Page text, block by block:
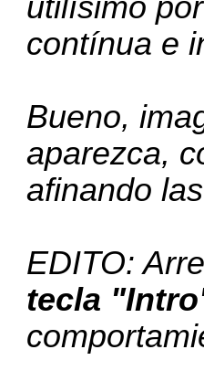
contínua e
Bueno,
aparezca,
afinando
EDITO:
tecla